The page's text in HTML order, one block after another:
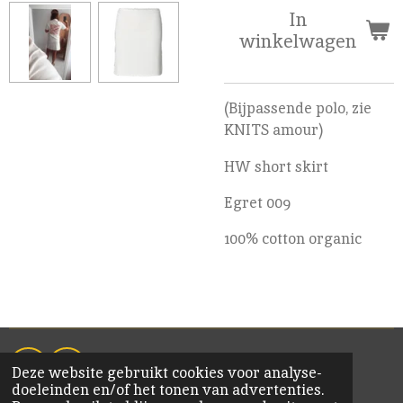
Deze website gebruikt cookies voor analyse-
doeleinden en/of het tonen van advertenties.
In
winkelwagen
(Bijpassende polo, zie
KNITS amour)
HW short skirt
Egret 009
100% cotton organic
F
a
I
n
© 2020 KiM Bornem